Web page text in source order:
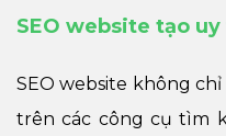
SEO website tạo
SEO website không
trên các công cụ tìm